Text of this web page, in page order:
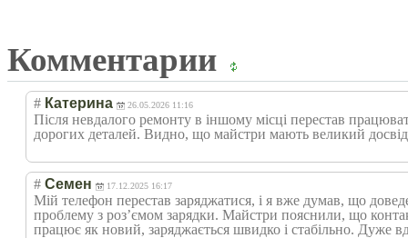
Комментарии
# Катерина 26.05.2026 11:16
Після невдалого ремонту в іншому місці перестав
дорогих деталей. Видно, що майстри мають великий
# Семен 17.12.2025 16:17
Мій телефон перестав заряджатися, і я вже думав, що
проблему з роз’ємом зарядки. Майстри пояснили, що
працює як новий, заряджається швидко і стабільно. Дуже